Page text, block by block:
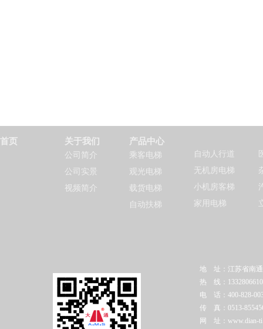
首页 关于我们
公司简介
公司实景
视频简介
产品中心
乘客电梯
观光电梯
载货电梯
自动扶梯
自动人行道
无机房电梯
小机房客梯
家用电梯
地 址：江苏省南通
热 线：
电 话：400-828-
传 真：0513-
网 址：www.dian-